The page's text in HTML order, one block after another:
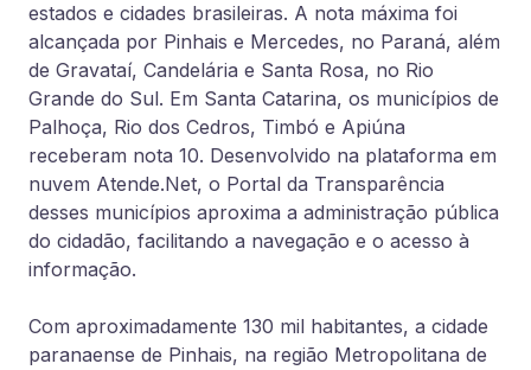
estados e cidades brasileiras. A nota máxima foi
alcançada por Pinhais e Mercedes, no Paraná, além
de Gravataí, Candelária e Santa Rosa, no Rio
Grande do Sul. Em Santa Catarina, os municípios de
Palhoça, Rio dos Cedros, Timbó e Apiúna
receberam nota 10. Desenvolvido na plataforma em
nuvem Atende.Net, o Portal da Transparência
desses municípios aproxima a administração pública
do cidadão, facilitando a navegação e o acesso à
informação.
Com aproximadamente 130 mil habitantes, a cidade
paranaense de Pinhais, na região Metropolitana de